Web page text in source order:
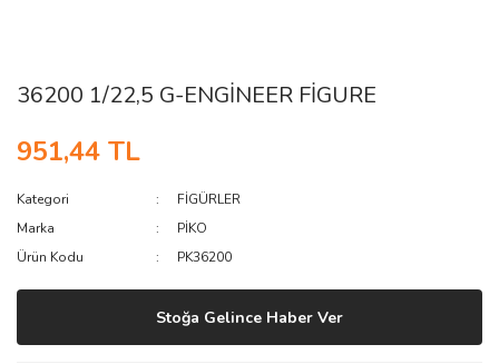
36200 1/22,5 G-ENGİNEER FİGURE
951,44 TL
Kategori
FİGÜRLER
Marka
PİKO
Ürün Kodu
PK36200
Stoğa Gelince Haber Ver